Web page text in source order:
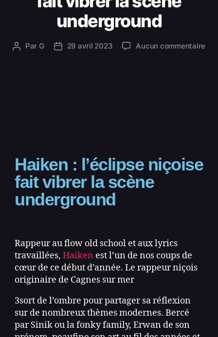
underground
Par G 29 avril 2023 Aucun commentaire
Haiken : l’éclipse niçoise
fait vibrer la scène
underground
Rappeur au flow old school et aux lyrics
travaillées, Haiken est l’un de nos coups de
cœur de ce début d’année. Le rappeur niçois
originaire de Cagnes sur mer
3sort de l’ombre pour partager sa réflexion
sur de nombreux thèmes modernes. Bercé
par Sinik ou la fonky family, Erwan de son